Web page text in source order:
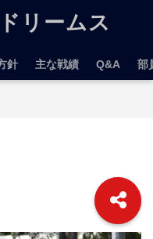
リームス
針 主な戦績 Q&A 部